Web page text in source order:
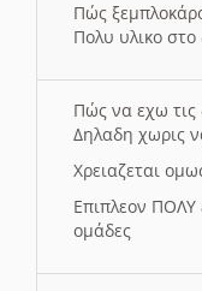
Πώς
Πολυ υλικο στο
Πώς να εχω
Δηλαδη χωρις
Χρειαζεται
Επιπλεον
ομάδες